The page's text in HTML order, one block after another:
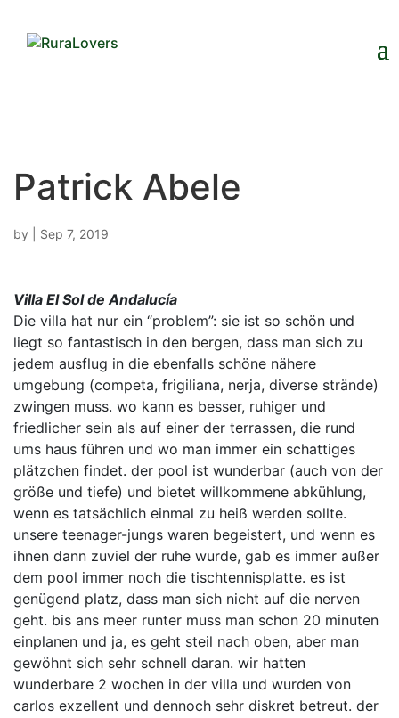
Patrick Abele
by Sep 7, 2019
Villa El Sol de Andalucía
Die villa hat nur ein “problem”: sie ist so schön und
liegt so fantastisch in den bergen, dass man sich zu
jedem ausflug in die ebenfalls schöne nähere
umgebung (competa, frigiliana, nerja, diverse strände)
zwingen muss. wo kann es besser, ruhiger und
friedlicher sein als auf einer der terrassen, die rund
ums haus führen und wo man immer ein schattiges
plätzchen findet. der pool ist wunderbar (auch von der
größe und tiefe) und bietet willkommene abkühlung,
wenn es tatsächlich einmal zu heiß werden sollte.
unsere teenager-jungs waren begeistert, und wenn es
ihnen dann zuviel der ruhe wurde, gab es immer außer
dem pool immer noch die tischtennisplatte. es ist
genügend platz, dass man sich nicht auf die nerven
geht. bis ans meer runter muss man schon 20 minuten
einplanen und ja, es geht steil nach oben, aber man
gewöhnt sich sehr schnell daran. wir hatten
wunderbare 2 wochen in der villa und wurden von
carlos exzellent und dennoch sehr diskret betreut. der